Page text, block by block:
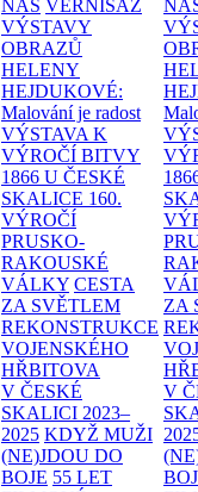
NÁS VERNISÁŽ
VÝSTAVY
OBRAZŮ
HELENY
HEJDUKOVÉ:
Malování je radost
VÝSTAVA K
VÝROČÍ BITVY
1866 U ČESKÉ
SKALICE 160.
VÝROČÍ
PRUSKO-
RAKOUSKÉ
VÁLKY CESTA
ZA SVĚTLEM
REKONSTRUKCE
VOJENSKÉHO
HŘBITOVA
V ČESKÉ
SKALICI 2023–
2025 KDYŽ MUŽI
(NE)JDOU DO
BOJE 55 LET
ZA
V